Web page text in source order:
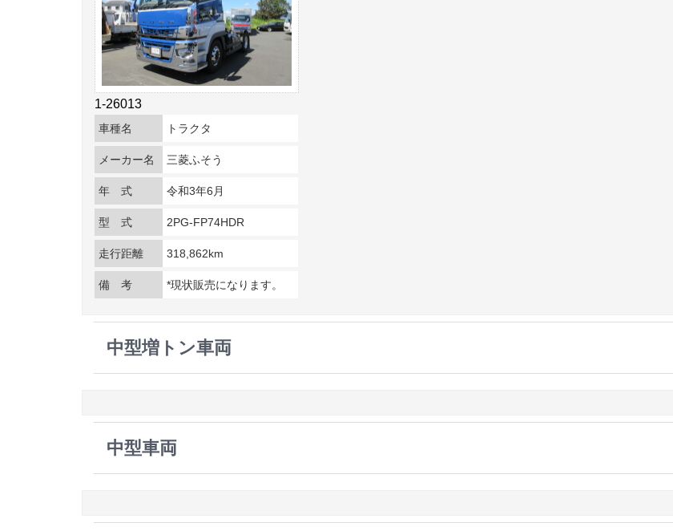
1-26013
車種名 トラクタ
メーカー名 三菱ふそう
年 式 令和3年6月
型 式 2PG-FP74HDR
走行距離 318,862km
備 考 *現状販売になります。
中型増トン車両
中型車両